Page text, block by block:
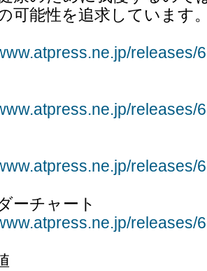
可能性を追求しています
releases/
releases/
releases/
ーチャート
releases/